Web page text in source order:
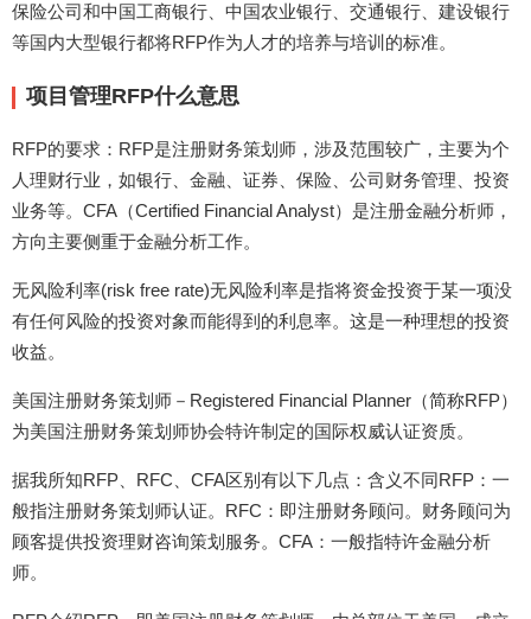
保险公司和中国工商银行、中国农业银行、交通银行、建设银行
等国内大型银行都将RFP作为人才的培养与培训的标准。
项目管理RFP什么意思
RFP的要求：RFP是注册财务策划师，涉及范围较广，主要为个
人理财行业，如银行、金融、证券、保险、公司财务管理、投资
业务等。CFA（Certified Financial Analyst）是注册金融分析师，
方向主要侧重于金融分析工作。
无风险利率(risk free rate)无风险利率是指将资金投资于某一项没
有任何风险的投资对象而能得到的利息率。这是一种理想的投资
收益。
美国注册财务策划师－Registered Financial Planner（简称RFP）
为美国注册财务策划师协会特许制定的国际权威认证资质。
据我所知RFP、RFC、CFA区别有以下几点：含义不同RFP：一
般指注册财务策划师认证。RFC：即注册财务顾问。财务顾问为
顾客提供投资理财咨询策划服务。CFA：一般指特许金融分析
师。